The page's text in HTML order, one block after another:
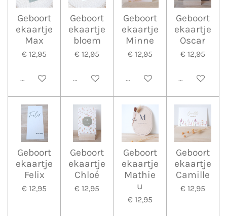
Geboort
ekaartje
Max
€ 12,95
Bekijk details
Geboort
ekaartje
bloem
€ 12,95
Bekijk details
Geboort
ekaartje
Minne
€ 12,95
Bekijk details
Geboort
ekaartje
Oscar
€ 12,95
Bekijk
Geboort
ekaartje
Felix
€ 12,95
Geboort
ekaartje
Chloé
€ 12,95
Geboort
ekaartje
Mathie
u
€ 12,95
Geboort
ekaartje
Camille
€ 12,95